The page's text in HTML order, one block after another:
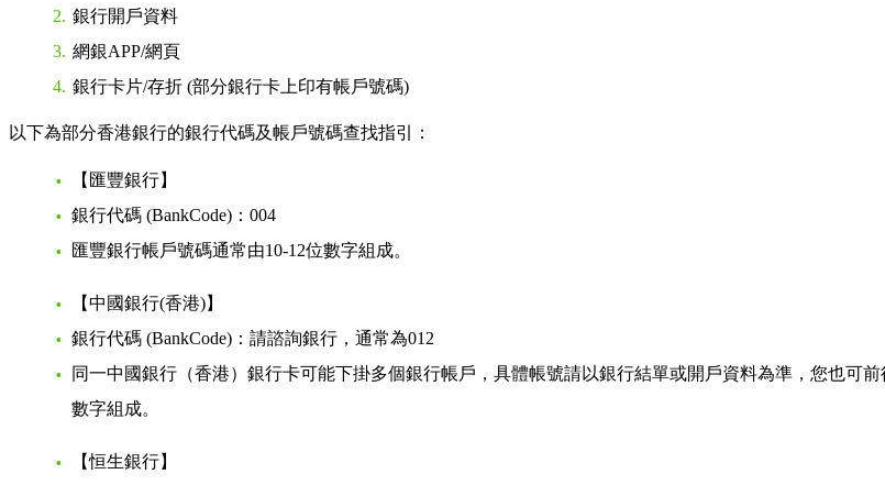
銀行開戶資料
網銀APP/網頁
銀行卡片/存折 (部分銀行卡上印有帳戶號碼)
以下為部分香港銀行的銀行代碼及帳戶號碼查找指引：
【匯豐銀行】
銀行代碼 (BankCode)：004
匯豐銀行帳戶號碼通常由10-12位數字組成。
【中國銀行(香港)】
銀行代碼 (BankCode)：請諮詢銀行，通常為012
同一中國銀行（香港）銀行卡可能下掛多個銀行帳戶，具體帳號請以銀行結單或開戶資料為準，您也可
數字組成。
【恒生銀行】